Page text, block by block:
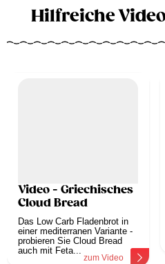
Hilfreiche
Video - Griechisches
Cloud Bread
Das Low Carb Fladenbrot in
einer mediterranen Variante -
probieren Sie Cloud Bread
auch mit Feta...
zum Video